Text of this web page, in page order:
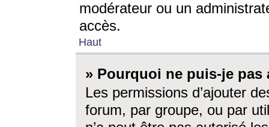
modérateur ou un
accès.
Haut
» Pourquoi ne puis-je
Les permissions d’ajouter
forum, par groupe, ou par